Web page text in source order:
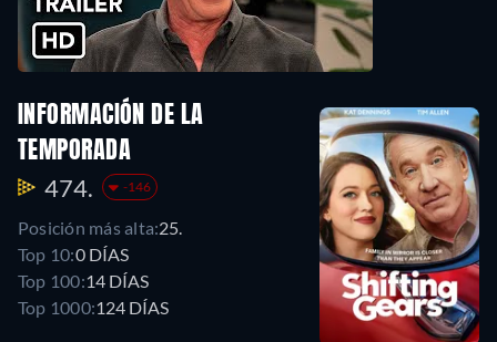
INFORMACIÓN DE LA
TEMPORADA
474. -146
Posición más alta:25.
Top 10:0 DÍAS
Top 100:14 DÍAS
Top 1000:124 DÍAS